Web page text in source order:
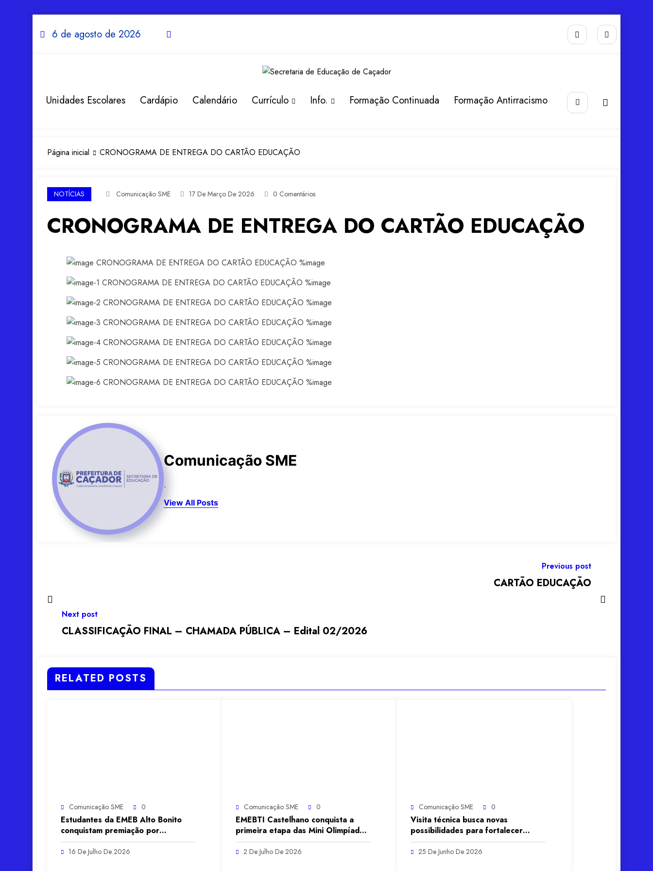
o
para
6 de agosto de 2026
Unidades Escolares Cardápio Calendário Currículo Info. Formação Continuada Formação Antirracismo
Página inicial CRONOGRAMA DE ENTREGA DO CARTÃO EDUCAÇÃO
NOTÍCIAS Comunicação SME 17 De Março De 2026 0 Comentários
CRONOGRAMA DE ENTREGA DO CARTÃO EDUCAÇÃO
Comunicação SME
.
View All Posts
Previous post
CARTÃO EDUCAÇÃO
Next post
CLASSIFICAÇÃO FINAL – CHAMADA PÚBLICA – Edital 02/2026
RELATED POSTS
Comunicação SME 0
Estudantes da EMEB Alto Bonito
conquistam premiação por
frequência e boas práticas
escolares
16 De Julho De 2026
Comunicação SME 0
EMEBTI Castelhano conquista a
primeira etapa das Mini Olimpíadas
Escolares na categoria mata-mata.
2 De Julho De 2026
Comunicação SME 0
Visita técnica busca novas
possibilidades para fortalecer
experiências sensoriais na
educação infantil
25 De Junho De 2026